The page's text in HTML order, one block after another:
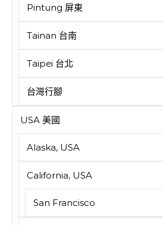
Pintung 屏東
Tainan 台南
Taipei 台北
台灣行腳
USA 美國
Alaska, USA
California, USA
San Francisco